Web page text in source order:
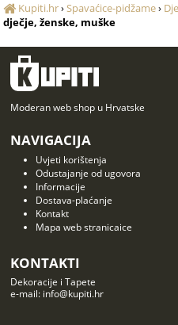
Kupiti.hr›Spavaćice-pidžame›
dječje, ženske, muške
Moderan web shop u Hrvatske
NAVIGACIJA
Uvjeti korištenja
Odustajanje od ugovora
Informacije
Dostava-plaćanje
Kontakt
Mapa web stranicaice
KONTAKTI
Dekoracije i Tapete
e-mail: info@kupiti.hr